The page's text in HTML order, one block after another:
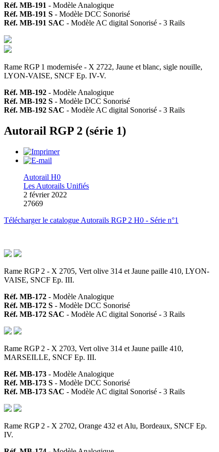
Réf. MB-191 - Modèle Analogique
Réf. MB-191 S - Modèle DCC Sonorisé
Réf. MB-191 SAC - Modèle AC digital Sonorisé - 3 Rails
Rame RGP 1 modernisée - X 2722, Jaune et blanc, sigle nouille,
LYON-VAISE, SNCF Ep. IV-V.
Réf. MB-192 - Modèle Analogique
Réf. MB-192 S - Modèle DCC Sonorisé
Réf. MB-192 SAC - Modèle AC digital Sonorisé - 3 Rails
Autorail RGP 2 (série 1)
Autorail H0
Les Autorails Unifiés
2 février 2022
27669
Télécharger le catalogue Autorails RGP 2 H0 - Série n°1
Rame RGP 2 - X 2705, Vert olive 314 et Jaune paille 410, LYON-
VAISE, SNCF Ep. III.
Réf. MB-172 - Modèle Analogique
Réf. MB-172 S - Modèle DCC Sonorisé
Réf. MB-172 SAC - Modèle AC digital Sonorisé - 3 Rails
Rame RGP 2 - X 2703, Vert olive 314 et Jaune paille 410,
MARSEILLE, SNCF Ep. III.
Réf. MB-173 - Modèle Analogique
Réf. MB-173 S - Modèle DCC Sonorisé
Réf. MB-173 SAC - Modèle AC digital Sonorisé - 3 Rails
Rame RGP 2 - X 2702, Orange 432 et Alu, Bordeaux, SNCF Ep.
IV.